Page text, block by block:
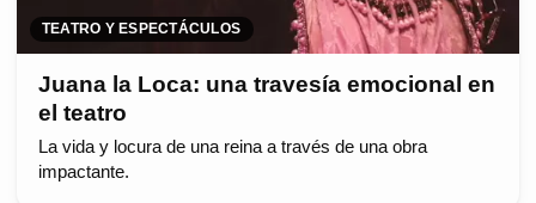
TEATRO Y ESPECTÁCULOS
Juana la Loca: una travesía emocional en
el teatro
La vida y locura de una reina a través de una obra
impactante.